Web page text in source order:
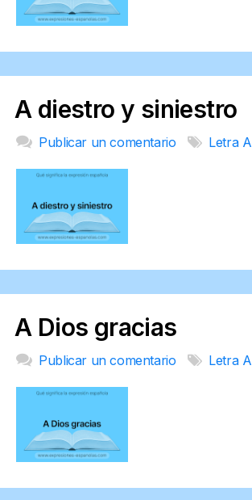
A diestro y siniestro
Publicar un comentario Letra A
A Dios gracias
Publicar un comentario Letra A